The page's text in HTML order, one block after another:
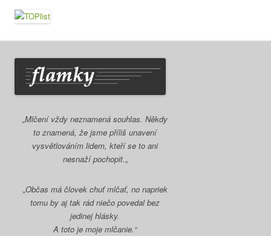
„Mlčení vždy neznamená souhlas. Někdy
to znamená, že jsme příliš unavení
vysvětlováním lidem, kteří se to ani
nesnaží pochopit.„
„Občas má človek chuť mlčať, no napriek
tomu by aj tak rád niečo povedal bez
jedinej hlásky.
A toto je moje mlčanie.“